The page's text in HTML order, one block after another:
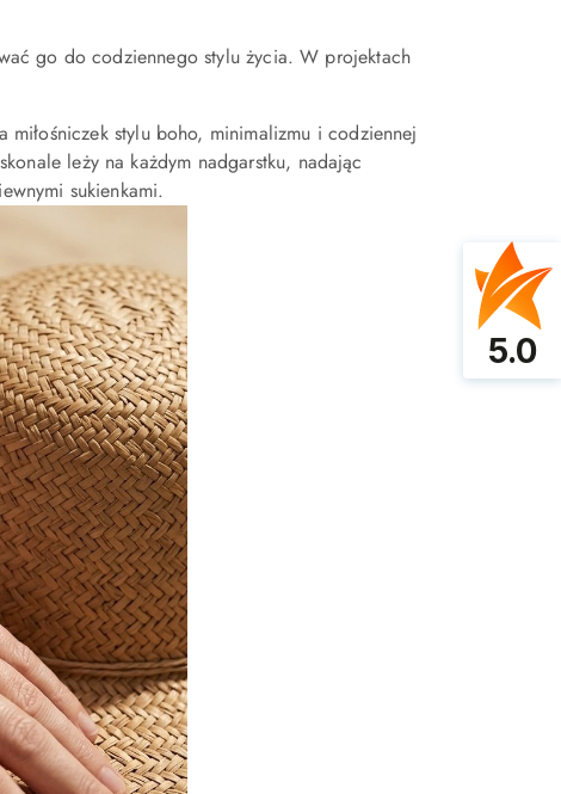
5.0
go do codziennego stylu życia. W projektach
miłośniczek stylu boho, minimalizmu i codziennej
leży na każdym nadgarstku, nadając
sukienkami.